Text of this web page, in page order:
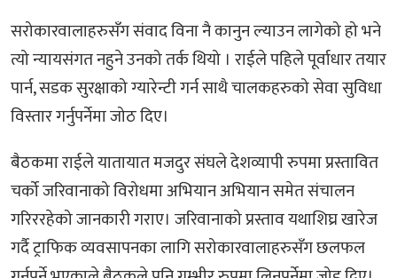
सरोकारवालाहरुसँग संवाद विना नै कानुन ल्याउन लागेको हो भने
त्यो न्यायसंगत नहुने उनको तर्क थियो । राईले पहिले पूर्वाधार तयार
पार्न, सडक सुरक्षाको ग्यारेन्टी गर्न साथै चालकहरुको सेवा सुविधा
विस्तार गर्नुपर्नेमा जोठ दिए।
बैठकमा राईले यातायात मजदुर संघले देशव्यापी रुपमा प्रस्तावित
चर्को जरिवानाको विरोधमा अभियान अभियान समेत संचालन
गरिररहेको जानकारी गराए। जरिवानाको प्रस्ताव यथाशिघ्र खारेज
गर्दै ट्राफिक व्यवसापनका लागि सरोकारवालाहरुसँग छलफल